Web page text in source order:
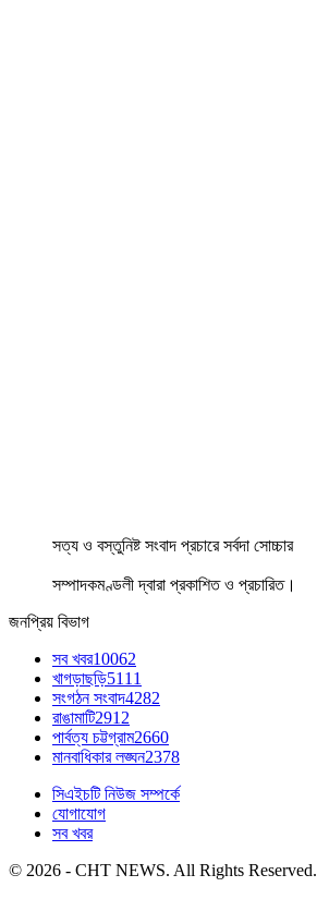
সত্য ও বস্তুনিষ্ট সংবাদ প্রচারে সর্বদা সোচ্চার
সম্পাদকমণ্ডলী দ্বারা প্রকাশিত ও প্রচারিত।
জনপ্রিয় বিভাগ
সব খবর10062
খাগড়াছড়ি5111
সংগঠন সংবাদ4282
রাঙামাটি2912
পার্বত্য চট্টগ্রাম2660
মানবাধিকার লঙ্ঘন2378
সিএইচটি নিউজ সম্পর্কে
যোগাযোগ
সব খবর
© 2026 - CHT NEWS. All Rights Reserved.